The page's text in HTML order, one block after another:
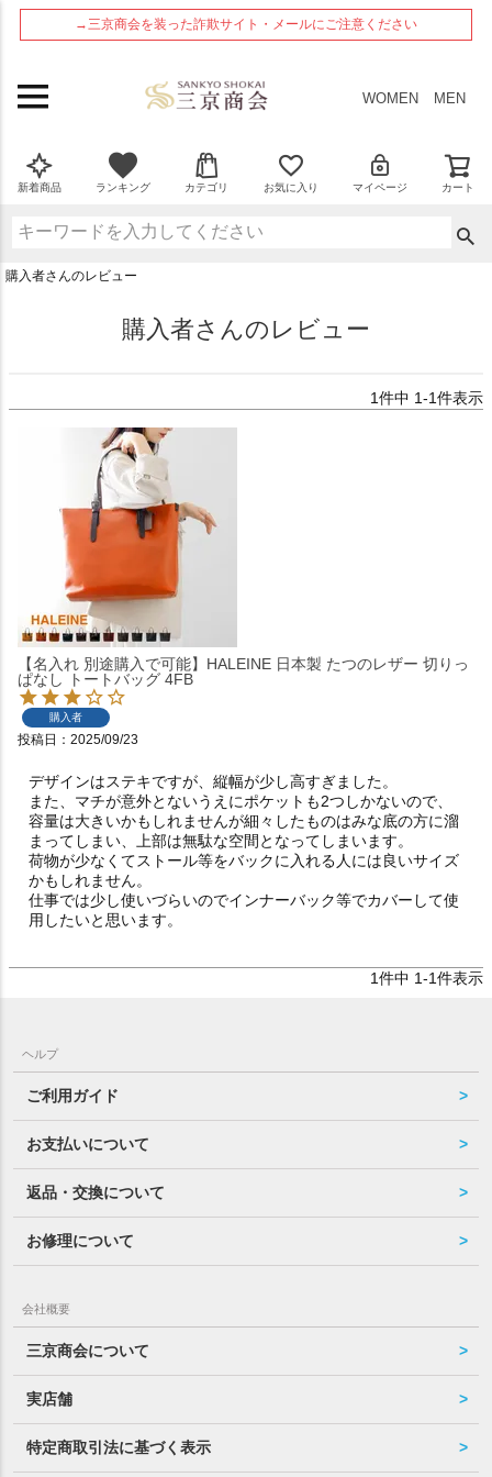
→三京商会を装った詐欺サイト・メールにご注意ください
WOMEN MEN
新着商品 ランキング カテゴリ お気に入り マイページ カート
購入者さんのレビュー
購入者さんのレビュー
1件中 1-1件表示
【名入れ 別途購入で可能】HALEINE 日本製 たつのレザー 切りっ
ぱなし トートバッグ 4FB
購入者
投稿日 2025/09/23
デザインはステキですが、縦幅が少し高すぎました。
また、マチが意外とないうえにポケットも2つしかないので、
容量は大きいかもしれませんが細々したものはみな底の方に溜
まってしまい、上部は無駄な空間となってしまいます。
荷物が少なくてストール等をバックに入れる人には良いサイズ
かもしれません。
仕事では少し使いづらいのでインナーバック等でカバーして使
用したいと思います。
1件中 1-1件表示
ペー
ヘルプ
ご利用ガイド
お支払いについて
返品・交換について
お修理について
会社概要
三京商会について
実店舗
特定商取引法に基づく表示